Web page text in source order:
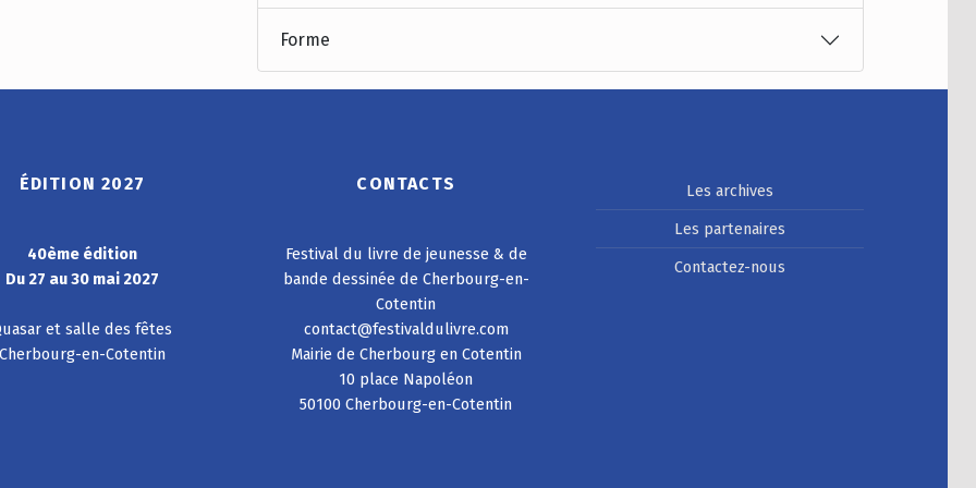
Forme
ÉDITION 2027
40ème édition
Du 27 au 30 mai 2027
et salle des fêtes
en-Cotentin
CONTACTS
Festival du livre de jeunesse & de
bande dessinée de Cherbourg-en-
Cotentin
contact@festivaldulivre.com
Mairie de Cherbourg en Cotentin
10 place Napoléon
50100 Cherbourg-en-Cotentin
Les archives
Les partenaires
Contactez-nous